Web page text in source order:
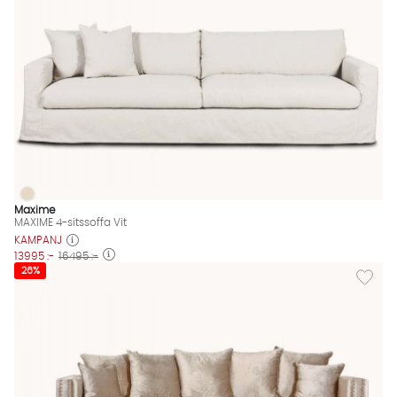
MAXIME 4-sitssoffa Vit Finns även i dessa färger:
MAXIME 4-sitssoffa Vit
Maxime
MAXIME 4-sitssoffa Vit
KAMPANJ
13995 :- 16495 :-
Lägg
26%